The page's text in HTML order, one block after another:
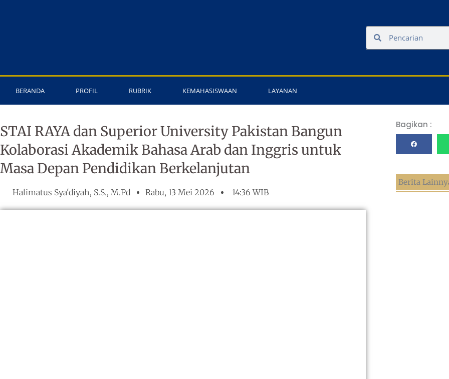
Search
BERANDA PROFIL RUBRIK KEMAHASISWAAN LAYANAN
STAI RAYA dan Superior University Pakistan Bangun
Kolaborasi Akademik Bahasa Arab dan Inggris untuk
Masa Depan Pendidikan Berkelanjutan
Halimatus Sya'diyah, S.S., M.Pd Rabu, 13 Mei 2026 14:36 WIB
Bagikan :
Berita